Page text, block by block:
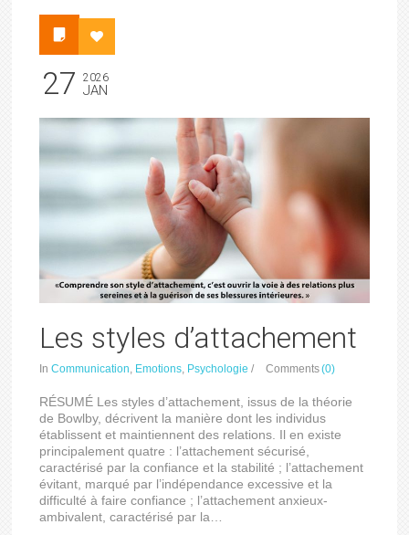
27 2026
JAN
Les styles d’attachement
InCommunication, Emotions, Psychologie / Comments(0)
RÉSUMÉ Les styles d’attachement, issus de la théorie
de Bowlby, décrivent la manière dont les individus
établissent et maintiennent des relations. Il en existe
principalement quatre : l’attachement sécurisé,
caractérisé par la confiance et la stabilité ; l’attachement
évitant, marqué par l’indépendance excessive et la
difficulté à faire confiance ; l’attachement anxieux-
ambivalent, caractérisé par la…